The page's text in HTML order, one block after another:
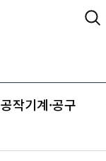
공작기계·공구